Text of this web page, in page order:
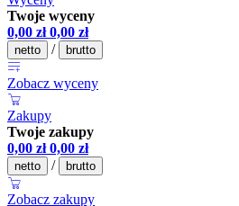
Twoje wyceny
0,00 zł 0,00 zł
netto / brutto
Zobacz wyceny
Zakupy
Twoje zakupy
0,00 zł 0,00 zł
netto / brutto
Zobacz zakupy